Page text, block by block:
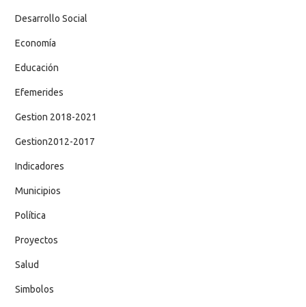
Desarrollo Social
Economía
Educación
Efemerides
Gestion 2018-2021
Gestion2012-2017
Indicadores
Municipios
Política
Proyectos
Salud
Simbolos